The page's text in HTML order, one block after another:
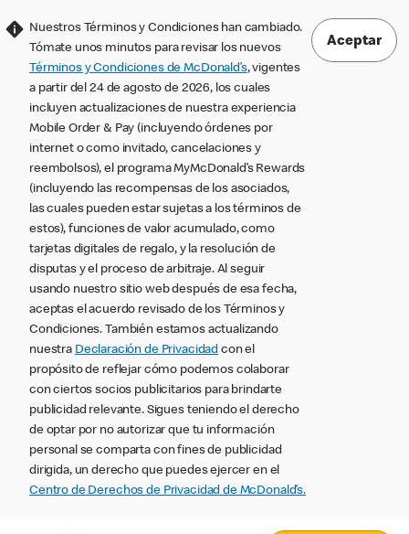
Nuestros Términos y Condiciones han cambiado.
Tómate unos minutos para revisar los nuevos
Términos y Condiciones de McDonald’s, vigentes
a partir del 24 de agosto de 2026, los cuales
incluyen actualizaciones de nuestra experiencia
Mobile Order & Pay (incluyendo órdenes por
internet o como invitado, cancelaciones y
reembolsos), el programa MyMcDonald’s Rewards
(incluyendo las recompensas de los asociados,
las cuales pueden estar sujetas a los términos de
estos), funciones de valor acumulado, como
tarjetas digitales de regalo, y la resolución de
disputas y el proceso de arbitraje. Al seguir
usando nuestro sitio web después de esa fecha,
aceptas el acuerdo revisado de los Términos y
Condiciones. También estamos actualizando
nuestra Declaración de Privacidad con el
propósito de reflejar cómo podemos colaborar
con ciertos socios publicitarios para brindarte
publicidad relevante. Sigues teniendo el derecho
de optar por no autorizar que tu información
personal se comparta con fines de publicidad
dirigida, un derecho que puedes ejercer en el
Centro de Derechos de Privacidad de McDonald’s.
Aceptar